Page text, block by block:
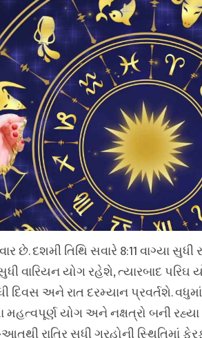
દશમી તિથિ સવારે 8:11 વાગ્યા સુધી
વારિયન યોગ રહેશે, ત્યારબાદ
દિવસ અને રાત દરમ્યાન પ્રવર્તશે.
મહત્વપૂર્ણ યોગ અને નક્ષત્રો બની